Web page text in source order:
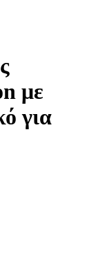
με
για